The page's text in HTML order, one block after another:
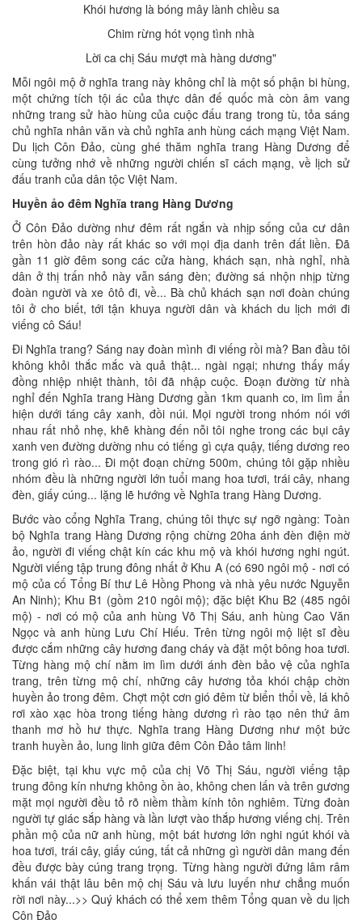
Khói hương là bóng mây lành chiều sa
Chim rừng hót vọng tình nhà
Lời ca chị Sáu mượt mà hàng dương"
Mỗi ngôi mộ ở nghĩa trang này không chỉ là một số phận bi hùng,
một chứng tích tội ác của thực dân đế quốc mà còn âm vang
những trang sử hào hùng của cuộc đấu trang trong tù, tỏa sáng
chủ nghĩa nhân văn và chủ nghĩa anh hùng cách mạng Việt Nam.
Du lịch Côn Đảo, cùng ghé thăm nghĩa trang Hàng Dương để
cùng tưởng nhớ về những người chiến sĩ cách mạng, về lịch sử
đấu tranh của dân tộc Việt Nam.
Huyền ảo đêm Nghĩa trang Hàng Dương
Ở Côn Đảo dường như đêm rất ngắn và nhịp sống của cư dân
trên hòn đảo này rất khác so với mọi địa danh trên đất liền. Đã
gần 11 giờ đêm song các cửa hàng, khách sạn, nhà nghỉ, nhà
dân ở thị trấn nhỏ này vẫn sáng đèn; đường sá nhộn nhịp từng
đoàn người và xe ôtô đi, về... Bà chủ khách sạn nơi đoàn chúng
tôi ở cho biết, tới tận khuya người dân và khách du lịch mới đi
viếng cô Sáu!
Đi Nghĩa trang? Sáng nay đoàn mình đi viếng rồi mà? Ban đầu tôi
không khỏi thắc mắc và quả thật... ngài ngại; nhưng thấy mấy
đồng nhiệp nhiệt thành, tôi đã nhập cuộc. Đoạn đường từ nhà
nghỉ đến Nghĩa trang Hàng Dương gần 1km quanh co, im lìm ẩn
hiện dưới táng cây xanh, đồi núi. Mọi người trong nhóm nói với
nhau rất nhỏ nhẹ, khẽ khàng đến nỗi tôi nghe trong các bụi cây
xanh ven đường dường nhu có tiếng gì cựa quậy, tiếng dương reo
trong gió rì rào... Đi một đoạn chừng 500m, chúng tôi gặp nhiều
nhóm đều là những người lớn tuổi mang hoa tươi, trái cây, nhang
đèn, giấy cúng... lặng lẽ hướng về Nghĩa trang Hàng Dương.
Bước vào cổng Nghĩa Trang, chúng tôi thực sự ngỡ ngàng: Toàn
bộ Nghĩa trang Hàng Dương rộng chừng 20ha ánh đèn điện mờ
ảo, người đi viếng chật kín các khu mộ và khói hương nghi ngút.
Người viếng tập trung đông nhất ở Khu A (có 690 ngôi mộ - nơi có
mộ của cố Tổng Bí thư Lê Hồng Phong và nhà yêu nước Nguyễn
An Ninh); Khu B1 (gồm 210 ngôi mộ); đặc biệt Khu B2 (485 ngôi
mộ) - nơi có mộ của anh hùng Võ Thị Sáu, anh hùng Cao Văn
Ngọc và anh hùng Lưu Chí Hiếu. Trên từng ngôi mộ liệt sĩ đều
được cắm những cây hương đang cháy và đặt một bông hoa tươi.
Từng hàng mộ chí nằm im lìm dưới ánh đèn bảo vệ của nghĩa
trang, trên từng mộ chí, những cây hương tỏa khói chập chờn
huyền ảo trong đêm. Chợt một cơn gió đêm từ biển thổi về, lá khô
rơi xào xạc hòa trong tiếng hàng dương rì rào tạo nên thứ âm
thanh mơ hồ hư thực. Nghĩa trang Hàng Dương như một bức
tranh huyền ảo, lung linh giữa đêm Côn Đảo tâm linh!
Đặc biệt, tại khu vực mộ của chị Võ Thị Sáu, người viếng tập
trung đông kín nhưng không ồn ào, không chen lấn và trên gương
mặt mọi người đều tỏ rõ niềm thầm kính tôn nghiêm. Từng đoàn
người tự giác sắp hàng và lần lượt vào thắp hương viếng chị. Trên
phần mộ của nữ anh hùng, một bát hương lớn nghi ngút khói và
hoa tươi, trái cây, giấy cúng, tất cả những gì người dân mang đến
đều được bày cúng trang trọng. Từng hàng người đứng lâm râm
khấn vái thật lâu bên mộ chị Sáu và lưu luyến như chẳng muốn
rời nơi này...>> Quý khách có thể xem thêm Tổng quan về du lịch
Côn Đảo